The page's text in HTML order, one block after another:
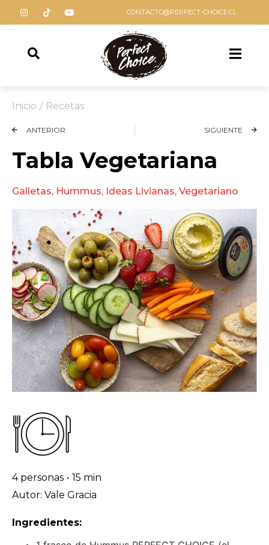
CONTACTO@PERFECT-CHOICE.CL
Inicio / Recetas
ANTERIOR SIGUIENTE
Tabla Vegetariana
Galletas, Hummus, Ideas Livianas, Vegetariano
4 personas • 15 min
Autor: Vale Gracia
Ingredientes: